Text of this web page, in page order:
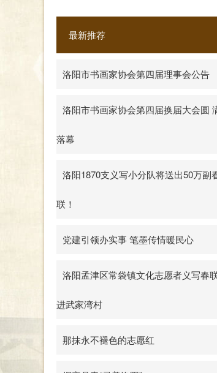
最新推荐
洛阳市书画家协会第四届理事会公告
洛阳市书画家协会第四届换届大会圆
落幕
洛阳1870支义写小分队将送出50万副
联！
党建引领办实事 笔墨传情暖民心
洛阳孟津区常袋镇文化志愿者义写春
进武家湾村
那抹永不褪色的志愿红